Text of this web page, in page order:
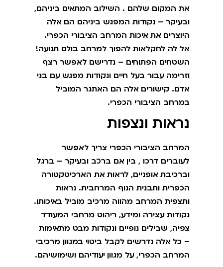
את המקום שלהם . השילוב המתאים ביניהם,
ובעיקר – נקודות המפגש ביניהם הם אלה
היוצרים את איכות המרחב הציבורי הכפרי.
אל לה לחקלאות להפוך למרחב בולם תנועה!
השטחים הפתוחים – נדרישם לאפשר רצף
וזרימה עבור בעל חיים ונקודות מפגש עם בני
אדם. קישורים אלה הם האתגר המוביל
במרחב הציבורי הכפרי.
נראות ונצפות
המרחב הציבורי הכפרי צריך לאפשר
לעוברים דרכו , בין אם ברכב ובעיקר – ברגל
וברכיבת אופניים, לראות את הארכיטקטורה
הכפרית ותבנית הנוף המרחבית. נראות
ותצפית המרחב מהווה מרכיב מוביל באיכותו.
נקודות עצירה ומידע, ריהוט מרחבי המעודד
צפיה, שבילים נופיים ונקודות מבט מתאימות
– כל אלה נדרשים לקבל ביטוי במגוון מרכיבי
המרחב הכפרי, על מגוון יעודיהם ושימושיהם.